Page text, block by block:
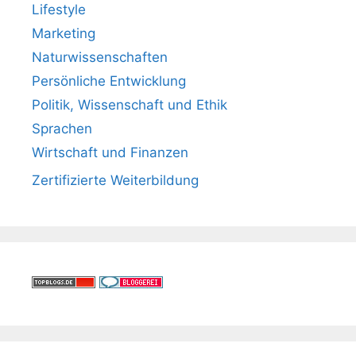
Lifestyle
Marketing
Naturwissenschaften
Persönliche Entwicklung
Politik, Wissenschaft und Ethik
Sprachen
Wirtschaft und Finanzen
Zertifizierte Weiterbildung